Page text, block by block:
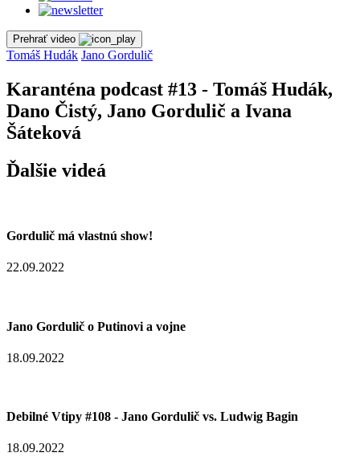
Prehrať video
Tomáš Hudák Jano Gordulič
Karanténa podcast #13 - Tomáš Hudák,
Dano Čistý, Jano Gordulič a Ivana
Šáteková
Ďalšie videá
Gordulič má vlastnú show!
22.09.2022
Jano Gordulič o Putinovi a vojne
18.09.2022
Debilné Vtipy #108 - Jano Gordulič vs. Ludwig Bagin
18.09.2022